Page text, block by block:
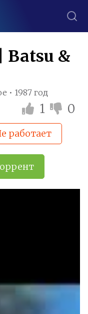
Batsu &
• 1987 год
1 0
работает